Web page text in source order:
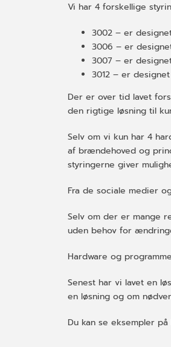
Vi har 4 forskellige
3002 – er
3006 – er
3007 – er
3012 – er
Der er over tid lavet
den rigtige løsning til
Selv om vi kun har 4
af brændehoved og
styringerne giver
Fra de sociale medier
Selv om der er mange
uden behov for
Hardware og
Senest har vi lavet en
en løsning og om
Du kan se eksempler